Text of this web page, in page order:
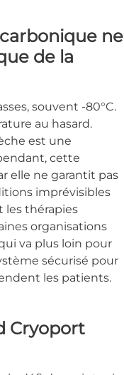
ne
de la
souvent -80°C.
au hasard.
est une
cette
elle ne garantit pas
imprévisibles
les thérapies
organisations
va plus loin pour
sécurisé pour
les patients.
Cryoport